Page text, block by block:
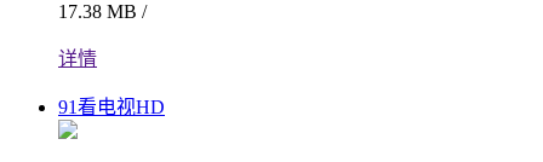
17.38 MB /
详情
91看电视HD